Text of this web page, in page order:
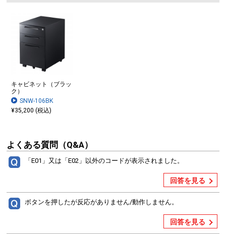
キャビネット（ブラッ
ク）
SNW-106BK
¥35,200 (税込)
よくある質問（Q&A）
「E01」又は「E02」以外のコードが表示されました。
回答を見る
ボタンを押したが反応がありません/動作しません。
回答を見る